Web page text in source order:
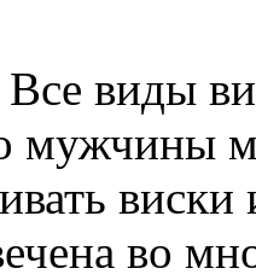
виды
мужчины
во